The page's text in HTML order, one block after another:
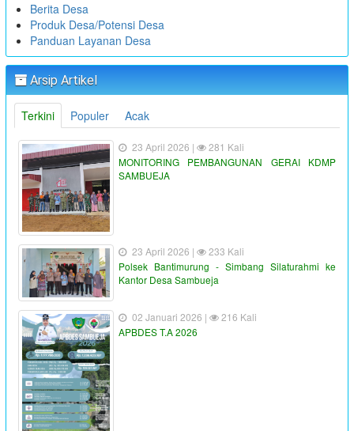
Berita Desa
Produk Desa/Potensi Desa
Panduan Layanan Desa
Arsip Artikel
Terkini Populer Acak
23 April 2026 |
281 Kali
MONITORING PEMBANGUNAN GERAI KDMP
SAMBUEJA
23 April 2026 |
233 Kali
Polsek Bantimurung - Simbang Silaturahmi ke
Kantor Desa Sambueja
02 Januari 2026 |
216 Kali
APBDES T.A 2026